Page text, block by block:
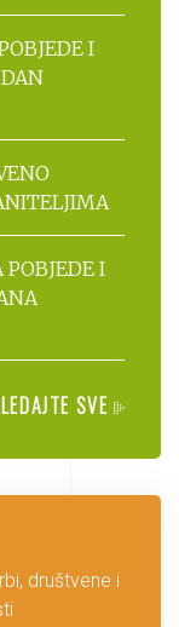
I
POBJEDE I
SVE
društvene i